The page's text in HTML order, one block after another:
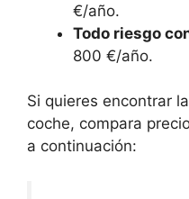
€/año.
Todo riesgo
800 €/año.
Si quieres encontrar
coche, compara
a continuación: